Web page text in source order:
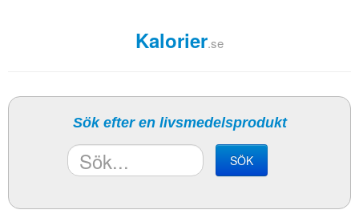
Kalorier.se
Sök efter en livsmedelsprodukt
SÖK